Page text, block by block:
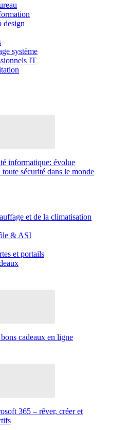
design
système
IT
informatique: évolue
sécurité dans le monde
et de la climatisation
& ASI
et portails
cadeaux en ligne
365 – rêver, créer et